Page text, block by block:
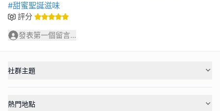
#甜蜜聖誕滋味
評分
發表第一個留言...
社群主題
熱門地點